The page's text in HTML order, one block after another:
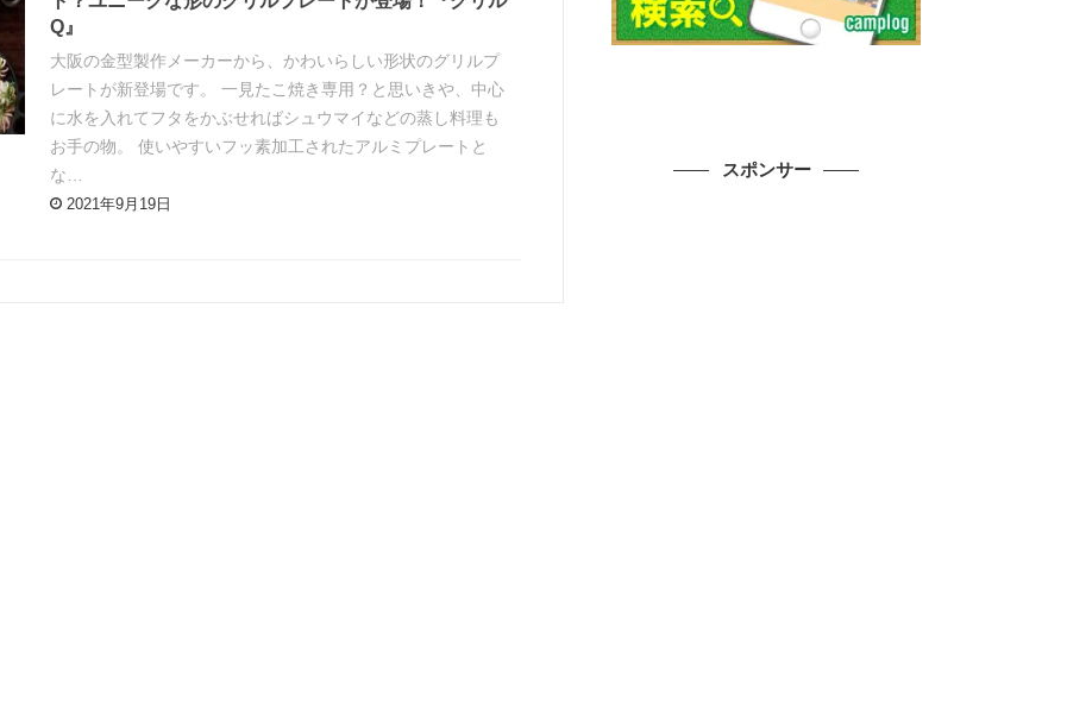
Q』
大阪の金型製作メーカーから、かわいらしい形状のグリルプ
レートが新登場です。 一見たこ焼き専用？と思いきや、中心
に水を入れてフタをかぶせればシュウマイなどの蒸し料理も
お手の物。 使いやすいフッ素加工されたアルミプレートと
な…
2021年9月19日
スポンサー